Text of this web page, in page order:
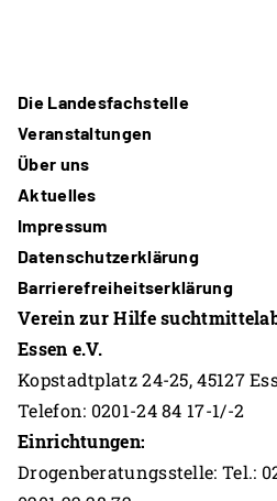
Die Landesfachstelle
Veranstaltungen
Über uns
Aktuelles
Impressum
Datenschutzerklärung
Barrierefreiheitserklärung
Verein zur Hilfe
Essen e.V.
Kopstadtplatz 24-25, 45127
Telefon: 0201-24 84 17-1/-2
Einrichtungen:
Drogenberatungsstelle: Tel.: